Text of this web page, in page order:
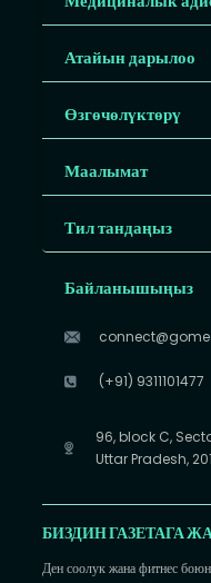
Атайын дарылоо
Өзгөчөлүктөрү
Маалымат
Тил тандаңыз
Байланышыңыз
(+91) 9311101477
96, block C,
Uttar Pradesh,
БИЗДИН ГАЗЕТАГА
Ден соолук жана фитнес